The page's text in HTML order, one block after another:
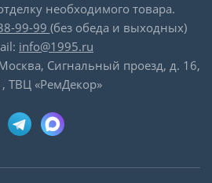
необходимого товара.
99-99 (без обеда и выходных)
info@1995.ru
Сигнальный проезд, д. 16,
ТВЦ «РемДекор»